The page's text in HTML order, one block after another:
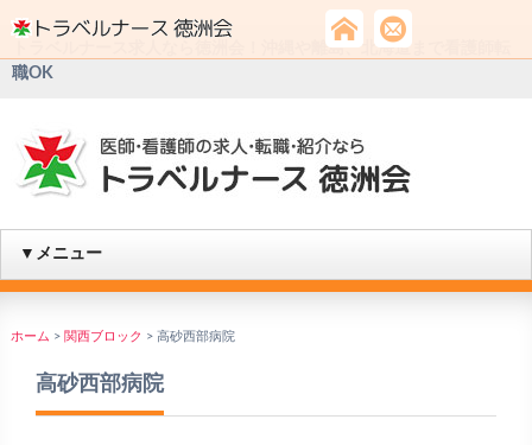
トラベルナース求人なら徳洲会！沖縄や離島、北海道まで看護師転
職OK
▼メニュー
ホーム > 関西ブロック > 高砂西部病院
高砂西部病院